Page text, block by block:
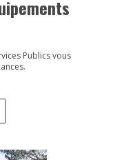
Publics vous